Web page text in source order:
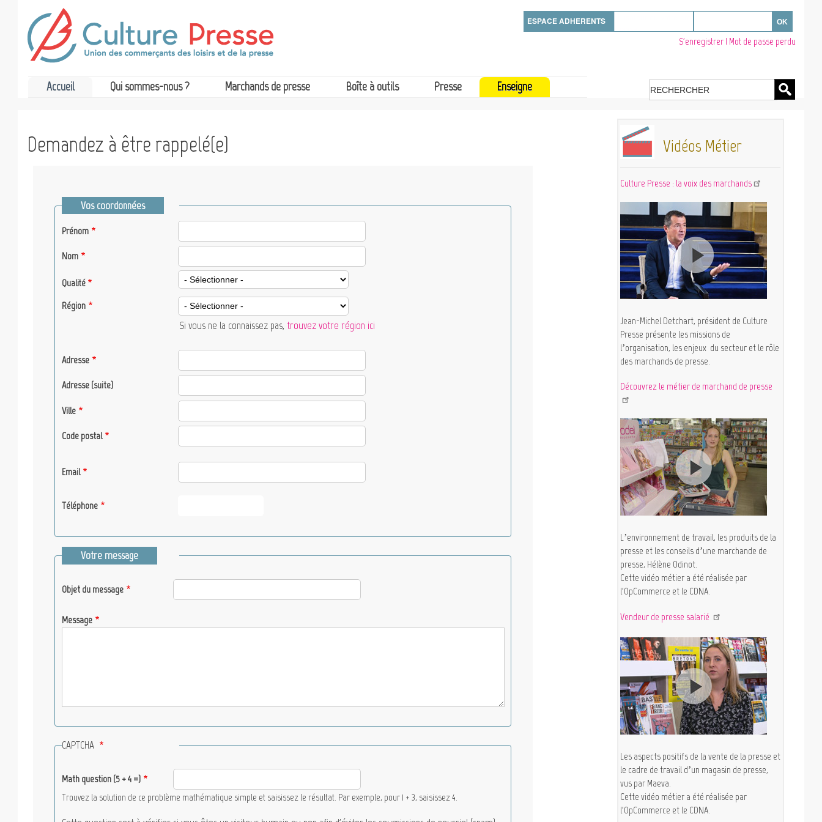
ESPACE ADHERENTS
Saisissez votre nom d'utilisateur ou votre email
Saisissez votre mot de passe
S'enregistrer Mot de passe perdu
Se déconnecter
Accueil Qui sommes-nous ? Marchands de presse Boîte à outils Presse Enseigne
Demandez à être rappelé(e)
Vos coordonnées
Prénom
Nom
Qualité Qualité
Région
Si vous ne la connaissez pas, trouvez votre région ici
Adresse
Adresse
Adresse (suite)
Ville
Code postal
Email
Téléphone
Votre message
Objet du message
Message
CAPTCHA
Math question (5 + 4 =)
Trouvez la solution de ce problème mathématique simple et saisissez le résultat. Par exemple, pour 1 + 3, saisissez 4.
Vidéos Métier
Culture Presse : la voix des marchands
Jean-Michel Detchart, président de Culture
Presse présente les missions de
l’organisation, les enjeux du secteur et le rôle
des marchands de presse.
Découvrez le métier de marchand de presse
L’environnement de travail, les produits de la
presse et les conseils d’une marchande de
presse, Hélène Odinot.
Cette vidéo métier a été réalisée par
l'OpCommerce et le CDNA.
Vendeur de presse salarié
Les aspects positifs de la vente de la presse et
le cadre de travail d’un magasin de presse,
vus par Maeva.
Cette vidéo métier a été réalisée par
l'OpCommerce et le CDNA.